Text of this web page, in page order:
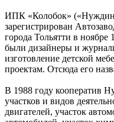
ИПК «Колобок» («Нуждин
зарегистрирован
города Тольятти в ноябре
были дизайнеры и
изготовление детской
проектам. Отсюда его
В 1988 году кооператив
участков и видов
двигателей, участок